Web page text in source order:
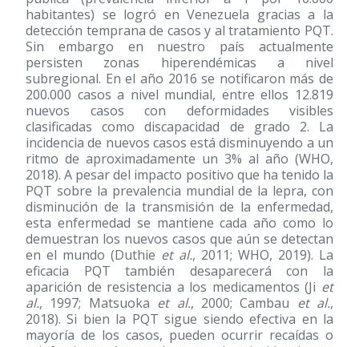
habitantes) se logró en Venezuela gracias a la
detección temprana de casos y al tratamiento PQT.
Sin embargo en nuestro país actualmente
persisten zonas hiperendémicas a nivel
subregional. En el año 2016 se notificaron más de
200.000 casos a nivel mundial, entre ellos 12.819
nuevos casos con deformidades visibles
clasificadas como discapacidad de grado 2. La
incidencia de nuevos casos está disminuyendo a un
ritmo de aproximadamente un 3% al año (WHO,
2018). A pesar del impacto positivo que ha tenido la
PQT sobre la prevalencia mundial de la lepra, con
disminución de la transmisión de la enfermedad,
esta enfermedad se mantiene cada año como lo
demuestran los nuevos casos que aún se detectan
en el mundo (Duthie et al., 2011; WHO, 2019). La
eficacia PQT también desaparecerá con la
aparición de resistencia a los medicamentos (Ji et
al., 1997; Matsuoka et al., 2000; Cambau et al.,
2018). Si bien la PQT sigue siendo efectiva en la
mayoría de los casos, pueden ocurrir recaídas o